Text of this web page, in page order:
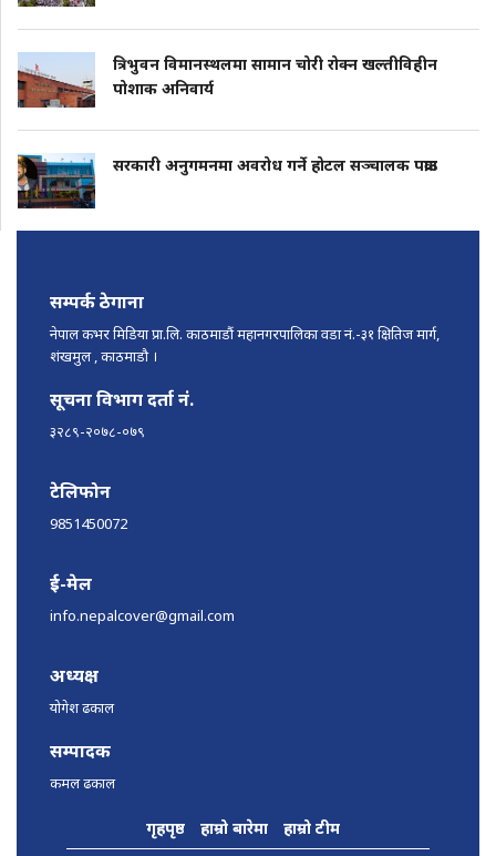
त्रिभुवन विमानस्थलमा सामान चोरी रोक्न खल्तीविहीन
पोशाक अनिवार्य
सरकारी अनुगमनमा अवरोध गर्ने होटल सञ्चालक पक्राउ
सम्पर्क ठेगाना
नेपाल कभर मिडिया प्रा.लि. काठमाडौं महानगरपालिका वडा नं.-३१ क्षितिज मार्ग,
शंखमुल , काठमाडौ ।
सूचना विभाग दर्ता नं.
३२८९-२०७८-०७९
टेलिफोन
9851450072
ई-मेल
info.nepalcover@gmail.com
अध्यक्ष
योगेश ढकाल
सम्पादक
कमल ढकाल
गृहपृष्ठ हाम्रो बारेमा हाम्रो टीम